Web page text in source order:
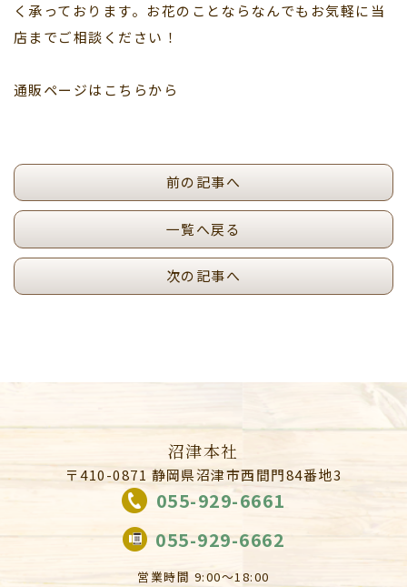
く承っております。お花のことならなんでもお気軽に当
店までご相談ください！
通販ページはこちらから
前の記事へ
一覧へ戻る
次の記事へ
沼津本社
〒410-0871 静岡県沼津市西間門84番地3
055-929-6661
055-929-6662
営業時間 9:00～18:00